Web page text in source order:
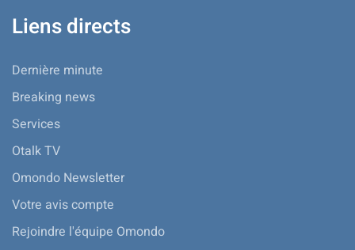
Liens directs
Dernière minute
Breaking news
Services
Otalk TV
Omondo Newsletter
Votre avis compte
Rejoindre l'équipe Omondo